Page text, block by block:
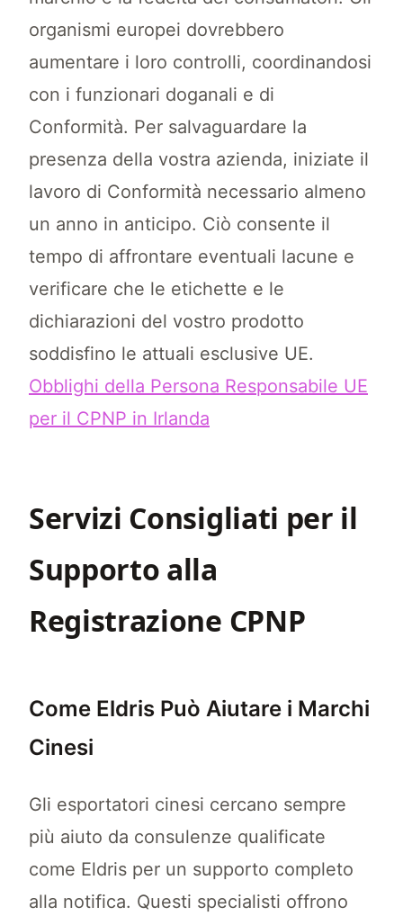
organismi europei dovrebbero
aumentare i loro controlli, coordinandosi
con i funzionari doganali e di
Conformità. Per salvaguardare la
presenza della vostra azienda, iniziate il
lavoro di Conformità necessario almeno
un anno in anticipo. Ciò consente il
tempo di affrontare eventuali lacune e
verificare che le etichette e le
dichiarazioni del vostro prodotto
soddisfino le attuali esclusive UE.
Obblighi della Persona Responsabile UE
per il CPNP in Irlanda
Servizi Consigliati per il
Supporto alla
Registrazione CPNP
Come Eldris Può Aiutare i Marchi
Cinesi
Gli esportatori cinesi cercano sempre
più aiuto da consulenze qualificate
come Eldris per un supporto completo
alla notifica. Questi specialisti offrono